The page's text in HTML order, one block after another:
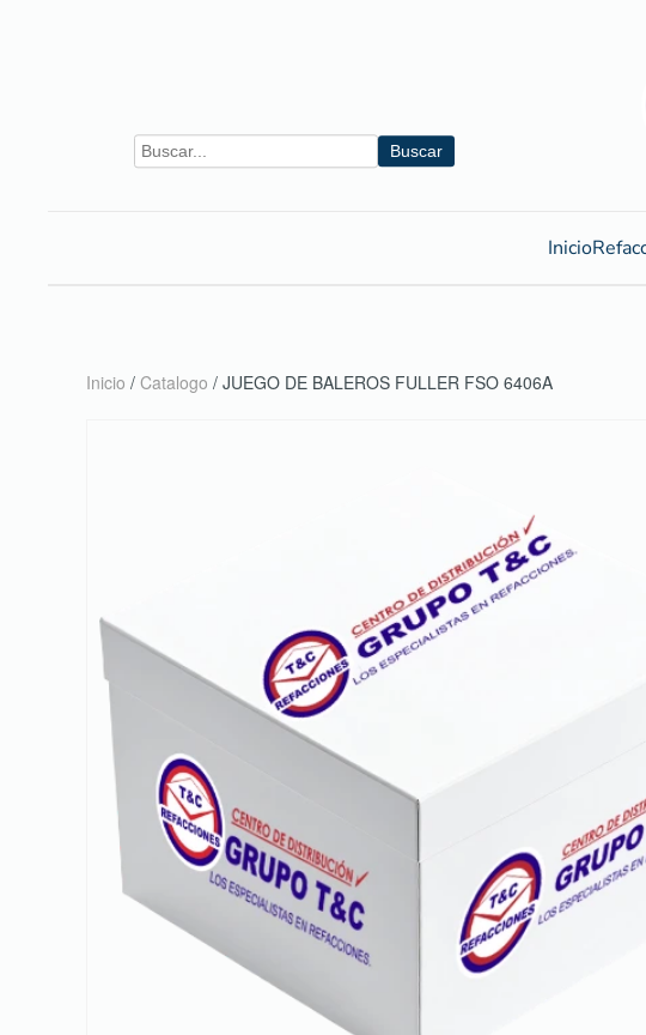
Buscar
Inicio
Inicio / Catalogo / JUEGO DE BALEROS FULLER FSO 6406A